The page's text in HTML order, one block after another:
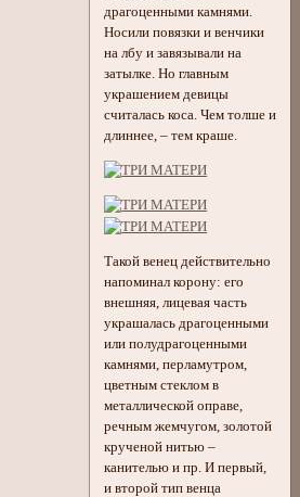
драгоценными камнями.
Носили повязки и венчики
на лбу и завязывали на
затылке. Но главным
украшением девицы
считалась коса. Чем толше и
длиннее, – тем краше.
Такой венец действительно
напоминал корону: его
внешняя, лицевая часть
украшалась драгоценными
или полудрагоценными
камнями, перламутром,
цветным стеклом в
металлической оправе,
речным жемчугом, золотой
крученой нитью –
канителью и пр. И первый,
и второй тип венца